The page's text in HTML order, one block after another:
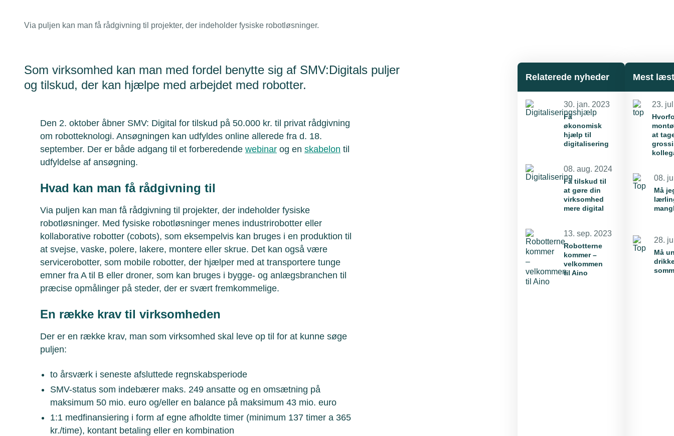
Via puljen kan man få rådgivning til projekter, der indeholder fysiske robotløsninger.
Som virksomhed kan man med fordel benytte sig af SMV:Digitals puljer
og tilskud, der kan hjælpe med arbejdet med robotter.
Den 2. oktober åbner SMV: Digital for tilskud på 50.000 kr. til privat rådgivning
om robotteknologi. Ansøgningen kan udfyldes online allerede fra d. 18.
september. Der er både adgang til et forberedende webinar og en skabelon til
udfyldelse af ansøgning.
Hvad kan man få rådgivning til
Via puljen kan man få rådgivning til projekter, der indeholder fysiske
robotløsninger. Med fysiske robotløsninger menes industrirobotter eller
kollaborative robotter (cobots), som eksempelvis kan bruges i en produktion til
at svejse, vaske, polere, lakere, montere eller skrue. Det kan også være
servicerobotter, som mobile robotter, der hjælper med at transportere tunge
emner fra A til B eller droner, som kan bruges i bygge- og anlægsbranchen til
præcise opmålinger på steder, der er svært fremkommelige.
En række krav til virksomheden
Der er en række krav, man som virksomhed skal leve op til for at kunne søge
puljen:
to årsværk i seneste afsluttede regnskabsperiode
SMV-status som indebærer maks. 249 ansatte og en omsætning på
maksimum 50 mio. euro og/eller en balance på maksimum 43 mio. euro
1:1 medfinansiering i form af egne afholdte timer (minimum 137 timer a 365
kr./time), kontant betaling eller en kombination
Relaterede nyheder
30. jan. 2023
Få
økonomisk
hjælp til
digitalisering
08. aug. 2024
Få tilskud til
at gøre din
virksomhed
mere digital
13. sep. 2023
Robotterne
kommer –
velkommen
til Aino
Mest
23.
at
08.
Må
28.
Må